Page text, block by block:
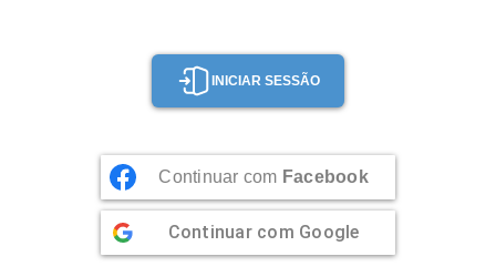
INICIAR SESSÃO
Continuar com Facebook
Continuar com Google